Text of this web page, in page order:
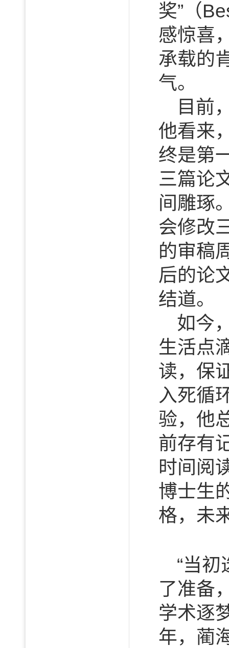
奖”（
感惊喜
承载的
气。
目前
他看来
终是第
三篇论
间雕琢
会修改
的审稿
后的论
结道。
如今
生活点
读，保
入死循
验，他
前存有
时间阅
博士生
格，未
“当
了准备
学术逐
年，蔺